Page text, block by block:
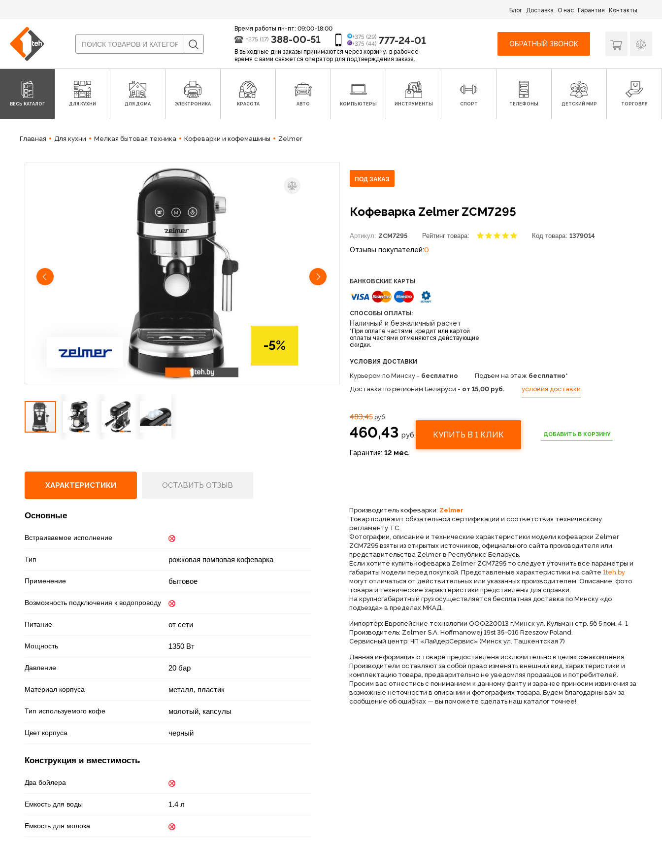
Блог Доставка О нас Гарантия Контакты
Время работы пн-пт: 09:00-18:00
+375 (17) 388-00-51
+375 (29)
+375 (44) 777-24-01
В выходные дни заказы принимаются через корзину, в рабочее
время с вами свяжется оператор для подтверждения заказа.
ОБРАТНЫЙ ЗВОНОК
ВЕСЬ КАТАЛОГ ДЛЯ КУХНИ ДЛЯ ДОМА ЭЛЕКТРОНИКА КРАСОТА АВТО КОМПЬЮТЕРЫ ИНСТРУМЕНТЫ СПОРТ ТЕЛЕФОНЫ ДЕТСКИЙ МИР ТОРГОВЛЯ
Главная Для кухни Мелкая бытовая техника Кофеварки и кофемашины Zelmer
-5%
ПОД ЗАКАЗ
Кофеварка Zelmer ZCM7295
Артикул: ZCM7295 Рейтинг товара: Код товара: 1379014
Отзывы покупателей:0
БАНКОВСКИЕ КАРТЫ
СПОСОБЫ ОПЛАТЫ:
Наличный и безналичный расчет
*При оплате частями, кредит или картой
оплаты частями отменяются действующие
скидки.
УСЛОВИЯ ДОСТАВКИ
Курьером по Минску - бесплатно Подъем на этаж бесплатно*
Доставка по регионам Беларуси - от 15,00 руб. условия доставки
483,45 руб.
460,43 руб.
Гарантия: 12 мес.
КУПИТЬ В 1 КЛИК ДОБАВИТЬ В КОРЗИНУ
ХАРАКТЕРИСТИКИ ОСТАВИТЬ ОТЗЫВ
Основные
Встраиваемое исполнение
Тип рожковая помповая кофеварка
Применение бытовое
Возможность подключения к водопроводу
Питание от сети
Мощность 1350 Вт
Давление 20 бар
Материал корпуса металл, пластик
Тип используемого кофе молотый, капсулы
Цвет корпуса черный
Конструкция и вместимость
Два бойлера
Емкость для воды 1.4 л
Емкость для молока
Производитель кофеварки: Zelmer
Товар подлежит обязательной сертификации и соответствия техническому
регламенту ТС.
Фотографии, описание и технические характеристики модели кофеварки Zelmer
ZCM7295 взяты из открытых источников, официального сайта производителя или
представительства Zelmer в Республике Беларусь.
Если хотите купить кофеварка Zelmer ZCM7295 то следует уточнить все параметры и
габариты модели перед покупкой. Представленые характеристики на сайте1teh.by
могут отличаться от действительных или указанных производителем. Описание, фото
товара и технические характеристики представлены для справки.
На крупногабаритный груз осуществляется бесплатная доставка по Минску «до
подъезда» в пределах МКАД.
Импортёр: Европейские технологии ООО220013 г.Минск ул. Кульман стр. 5б 5 пом. 4-1
Производитель: Zelmer S.A. Hoffmanowej 19st 35-016 Rzeszow Poland.
Сервисный центр: ЧП «ЛайдерСервис» (Минск ул. Ташкентская 7)
Данная информация о товаре предоставлена исключительно в целях ознакомления.
Производители оставляют за собой право изменять внешний вид, характеристики и
комплектацию товара, предварительно не уведомляя продавцов и потребителей.
Просим вас отнестись с пониманием к данному факту и заранее приносим извинения за
возможные неточности в описании и фотографиях товара. Будем благодарны вам за
сообщение об ошибках — вы поможете сделать наш каталог точнее!